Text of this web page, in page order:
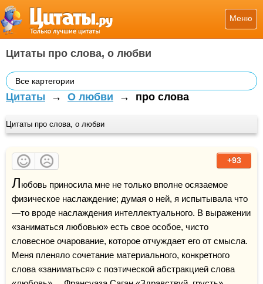
Меню
Цитаты про слова, о любви
Все картегории
Цитаты → О любви → про слова
Цитаты про слова, о любви
+93
Любовь приносила мне не только вполне осязаемое
физическое наслаждение; думая о ней, я испытывала что
—то вроде наслаждения интеллектуального. В выражении
«заниматься любовью» есть свое особое, чисто
словесное очарование, которое отчуждает его от смысла.
Меня пленяло сочетание материального, конкретного
слова «заниматься» с поэтической абстракцией слова